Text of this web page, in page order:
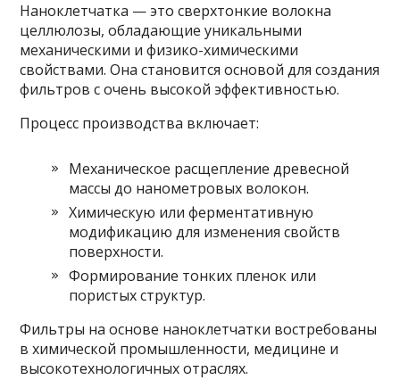
Наноклетчатка — это сверхтонкие волокна
целлюлозы, обладающие уникальными
механическими и физико-химическими
свойствами. Она становится основой для создания
фильтров с очень высокой эффективностью.
Процесс производства включает:
Механическое расщепление древесной
массы до нанометровых волокон.
Химическую или ферментативную
модификацию для изменения свойств
поверхности.
Формирование тонких пленок или
пористых структур.
Фильтры на основе наноклетчатки востребованы
в химической промышленности, медицине и
высокотехнологичных отраслях.